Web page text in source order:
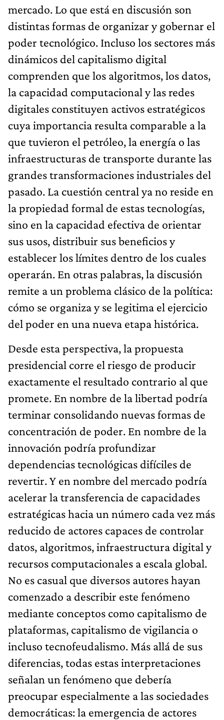
mercado. Lo que está en discusión son
distintas formas de organizar y gobernar el
poder tecnológico. Incluso los sectores más
dinámicos del capitalismo digital
comprenden que los algoritmos, los datos,
la capacidad computacional y las redes
digitales constituyen activos estratégicos
cuya importancia resulta comparable a la
que tuvieron el petróleo, la energía o las
infraestructuras de transporte durante las
grandes transformaciones industriales del
pasado. La cuestión central ya no reside en
la propiedad formal de estas tecnologías,
sino en la capacidad efectiva de orientar
sus usos, distribuir sus beneficios y
establecer los límites dentro de los cuales
operarán. En otras palabras, la discusión
remite a un problema clásico de la política:
cómo se organiza y se legitima el ejercicio
del poder en una nueva etapa histórica.
Desde esta perspectiva, la propuesta
presidencial corre el riesgo de producir
exactamente el resultado contrario al que
promete. En nombre de la libertad podría
terminar consolidando nuevas formas de
concentración de poder. En nombre de la
innovación podría profundizar
dependencias tecnológicas difíciles de
revertir. Y en nombre del mercado podría
acelerar la transferencia de capacidades
estratégicas hacia un número cada vez más
reducido de actores capaces de controlar
datos, algoritmos, infraestructura digital y
recursos computacionales a escala global.
No es casual que diversos autores hayan
comenzado a describir este fenómeno
mediante conceptos como capitalismo de
plataformas, capitalismo de vigilancia o
incluso tecnofeudalismo. Más allá de sus
diferencias, todas estas interpretaciones
señalan un fenómeno que debería
preocupar especialmente a las sociedades
democráticas: la emergencia de actores